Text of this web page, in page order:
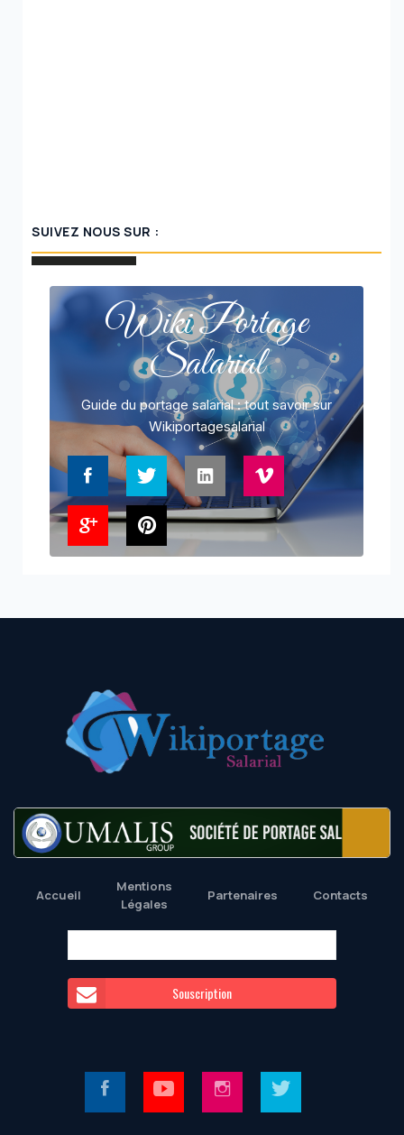
SUIVEZ NOUS SUR :
Wiki Portage
Salarial
Guide du portage salarial : tout savoir sur
Wikiportagesalarial
Accueil
Mentions
Légales
Partenaires Contacts
Souscription